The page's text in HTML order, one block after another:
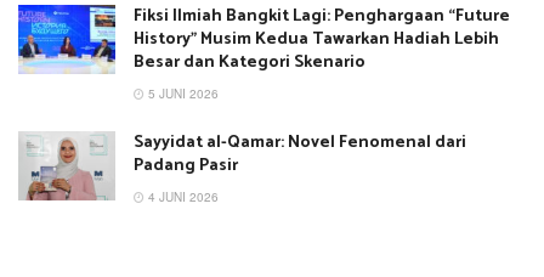
Fiksi Ilmiah Bangkit Lagi: Penghargaan “Future
History” Musim Kedua Tawarkan Hadiah Lebih
Besar dan Kategori Skenario
5 JUNI 2026
Sayyidat al-Qamar: Novel Fenomenal dari
Padang Pasir
4 JUNI 2026